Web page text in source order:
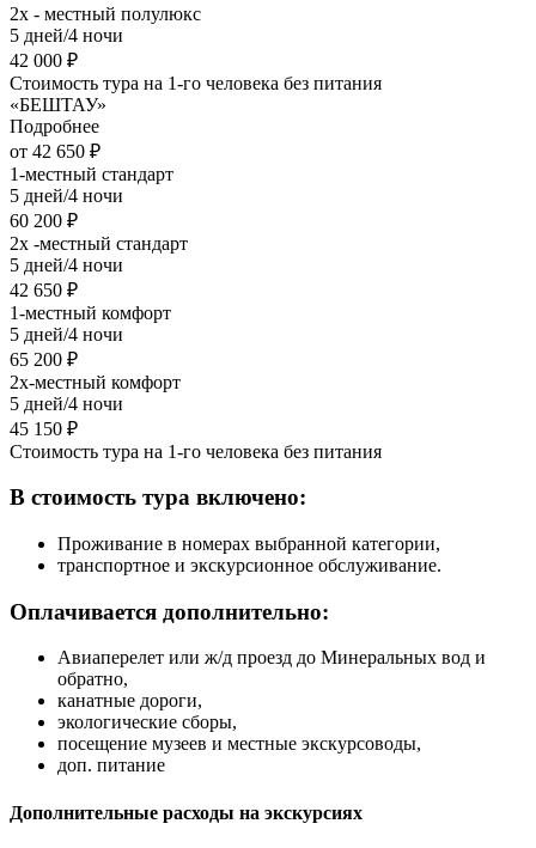
2х - местный полулюкс
5 дней/4 ночи
42 000 ₽
Стоимость тура на 1-го человека без питания
«БЕШТАУ»
Подробнее
от 42 650 ₽
1-местный стандарт
5 дней/4 ночи
60 200 ₽
2х -местный стандарт
5 дней/4 ночи
42 650 ₽
1-местный комфорт
5 дней/4 ночи
65 200 ₽
2х-местный комфорт
5 дней/4 ночи
45 150 ₽
Стоимость тура на 1-го человека без питания
В стоимость тура включено:
Проживание в номерах выбранной категории,
транспортное и экскурсионное обслуживание.
Оплачивается дополнительно:
Авиаперелет или ж/д проезд до Минеральных вод и
обратно,
канатные дороги,
экологические сборы,
посещение музеев и местные экскурсоводы,
доп. питание
Дополнительные расходы на экскурсиях